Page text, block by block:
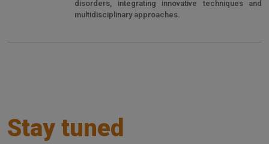
disorders, integrating innovative techniques and
multidisciplinary approaches.
Stay tuned